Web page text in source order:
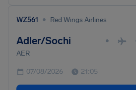
WZ561 • Red Wings Airlines
Adler/Sochi •
AER
07/08/2026 21:05